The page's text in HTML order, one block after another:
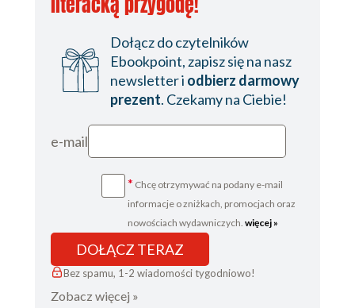
Dołącz do czytelników
Ebookpoint, zapisz się na nasz
newsletter i odbierz darmowy
prezent. Czekamy na Ciebie!
e-mail
* Chcę otrzymywać na podany e-mail
informacje o zniżkach, promocjach oraz
nowościach wydawniczych. więcej »
DOŁĄCZ TERAZ
Bez spamu, 1-2 wiadomości tygodniowo!
Zobacz więcej »